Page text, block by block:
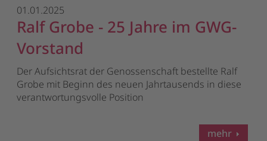
01.01.2025
Ralf Grobe - 25 Jahre im GWG-
Vorstand
Der Aufsichtsrat der Genossenschaft bestellte Ralf
Grobe mit Beginn des neuen Jahrtausends in diese
verantwortungsvolle Position
mehr